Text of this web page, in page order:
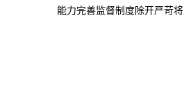
能力完善监督制度除开严苛